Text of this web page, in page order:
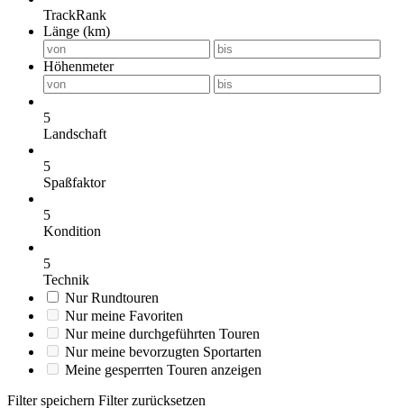
TrackRank
Länge (km)
Höhenmeter
5
Landschaft
5
Spaßfaktor
5
Kondition
5
Technik
Nur Rundtouren
Nur meine Favoriten
Nur meine durchgeführten Touren
Nur meine bevorzugten Sportarten
Meine gesperrten Touren anzeigen
Filter speichern Filter zurücksetzen